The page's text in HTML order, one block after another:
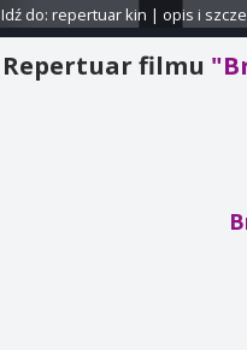
Idź do: repertuar kin | opis i
Repertuar filmu